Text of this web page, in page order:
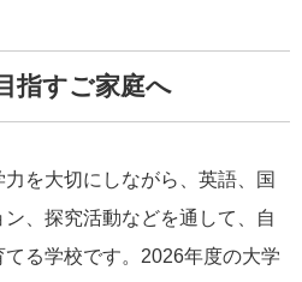
指すご家庭へ
を大切にしながら、英語、国
、探究活動などを通して、自
る学校です。2026年度の大学